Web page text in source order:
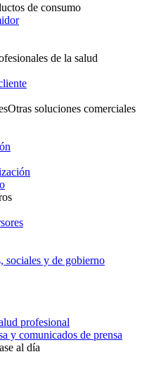
de consumo
de la salud
Otras soluciones comerciales
sociales y de gobierno
profesional
y comunicados de prensa
al día